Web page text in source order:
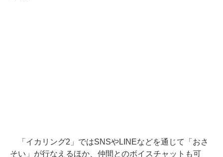
「イカリング2」ではSNSやLINEなどを通じて「おさ
そい」が行なえるほか、仲間とのボイスチャットも可